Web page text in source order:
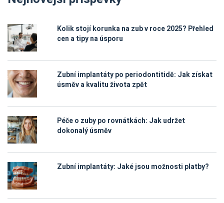
Kolik stojí korunka na zub v roce 2025? Přehled
cen a tipy na úsporu
Zubní implantáty po periodontitidě: Jak získat
úsměv a kvalitu života zpět
Péče o zuby po rovnátkách: Jak udržet
dokonalý úsměv
Zubní implantáty: Jaké jsou možnosti platby?